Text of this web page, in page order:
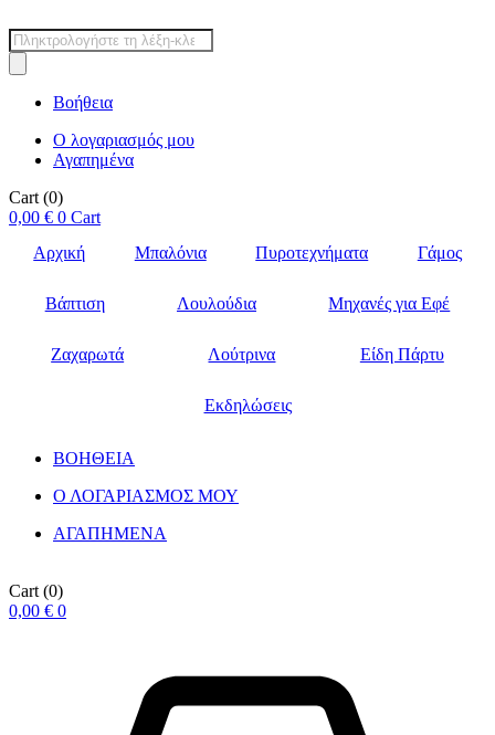
Products
search
Βοήθεια
Ο λογαριασμός μου
Αγαπημένα
Cart (0)
0,00 € 0 Cart
Αρχική
Μπαλόνια Πυροτεχνήματα Γάμος
Βάπτιση Λουλούδια Μηχανές για Εφέ
Ζαχαρωτά Λούτρινα Είδη Πάρτυ
Εκδηλώσεις
ΒΟΗΘΕΙΑ
Ο ΛΟΓΑΡΙΑΣΜΟΣ ΜΟΥ
ΑΓΑΠΗΜΕΝΑ
Cart (0)
0,00 € 0